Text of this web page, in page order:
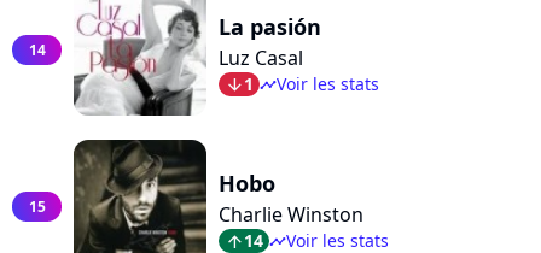
14
La pasión
Luz Casal
arrow_bot1 timelineVoir les stats
15
Hobo
Charlie Winston
arrow_top14 timelineVoir les stats